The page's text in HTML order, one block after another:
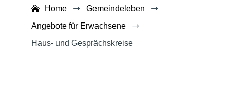
Home $ Gemeindeleben $
Angebote für Erwachsene $
Haus- und Gesprächskreise